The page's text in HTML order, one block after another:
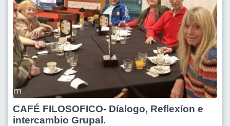
CAFÉ FILOSOFICO- Díalogo, Reflexíon e
intercambio Grupal.